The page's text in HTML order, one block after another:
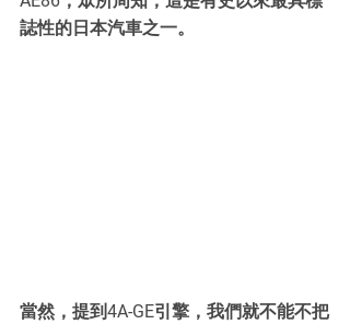
誌性的日本汽車之一。
當然，提到4A-GE引擎，我們就不能不把